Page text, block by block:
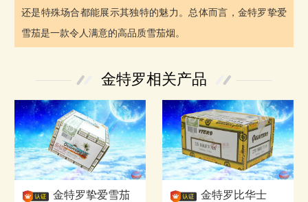
还是特殊场合都能展示其独特的魅力。总体而言，金特罗挚爱
雪茄是一款令人满意的高品质雪茄烟。
金特罗相关产品
金特罗挚爱雪茄 金特罗比华士